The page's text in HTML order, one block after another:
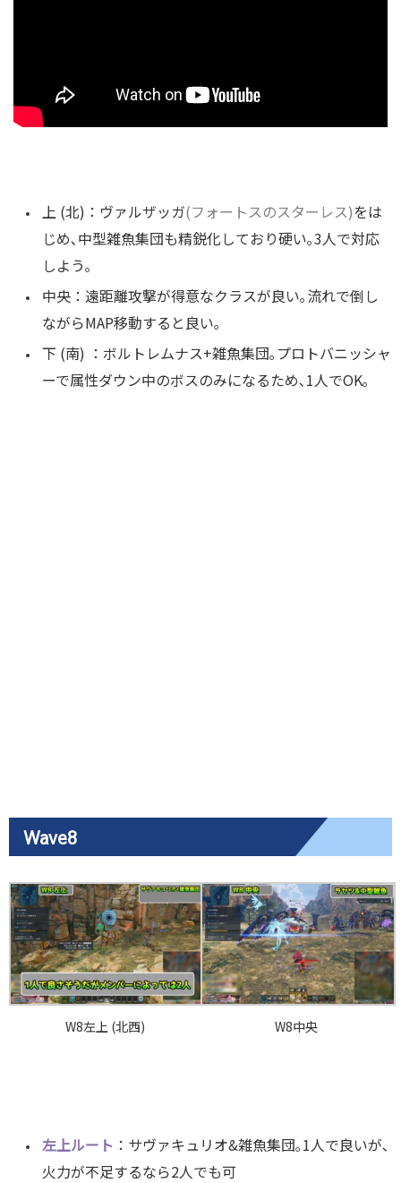
上 (北)：ヴァルザッガ(フォートスのスターレス)をは
じめ､中型雑魚集団も精鋭化しており硬い｡3人で対応
しよう｡
中央：遠距離攻撃が得意なクラスが良い｡流れで倒し
ながらMAP移動すると良い｡
下 (南) ：ボルトレムナス+雑魚集団｡プロトバニッシャ
ーで属性ダウン中のボスのみになるため､1人でOK｡
Wave8
W8左上 (北西) W8中央
左上ルート ：サヴァキュリオ&雑魚集団｡1人で良いが､
火力が不足するなら2人でも可